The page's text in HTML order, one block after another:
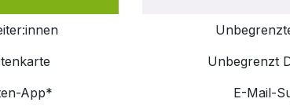
App*
Unbegrenzt
E-Mail-